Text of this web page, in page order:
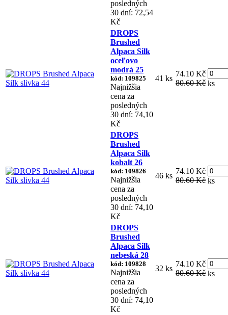
posledných
30 dní: 72,54
Kč
DROPS
Brushed
Alpaca Silk
oceľovo
modrá 25
kód: 109825
Najnižšia
cena za
posledných
30 dní: 74,10
Kč
41 ks
74.10 Kč
80.60 Kč ks
DROPS
Brushed
Alpaca Silk
kobalt 26
kód: 109826
Najnižšia
cena za
posledných
30 dní: 74,10
Kč
46 ks
74.10 Kč
80.60 Kč ks
DROPS
Brushed
Alpaca Silk
nebeská 28
kód: 109828
Najnižšia
cena za
posledných
30 dní: 74,10
Kč
32 ks
74.10 Kč
80.60 Kč ks